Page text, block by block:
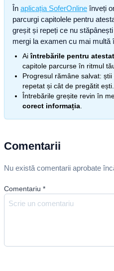
În aplicația SoferOnline înveți
parcurgi capitolele pentru
greșit și repeți ce nu
mergi la examen cu mai multă
Aiîntrebările pentru
capitole parcurse în ritmul
Progresul rămâne salvat:
repetat și cât de pregătit ești.
Întrebările greșite revin în
corect informația
Comentarii
Nu există comentarii aprobate
Comentariu *